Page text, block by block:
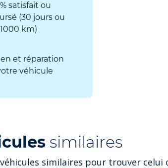
satisfait ou
(30 jours ou
1000 km)
et réparation
véhicule
similaires
similaires pour trouver